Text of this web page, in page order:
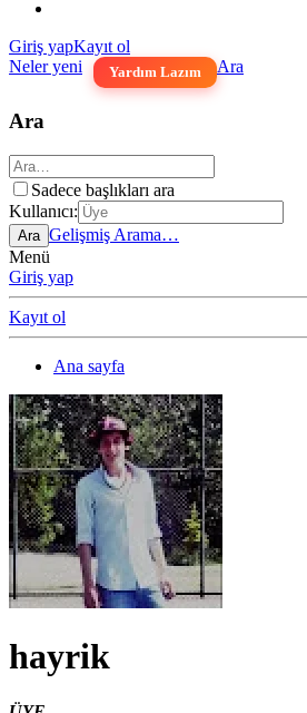
Giriş yapKayıt ol
Neler yeni
Yardım Lazım Ara
Ara
Sadece başlıkları ara
Kullanıcı:
Ara Gelişmiş Arama…
Menü
Giriş yap
Kayıt ol
Ana sayfa
hayrik